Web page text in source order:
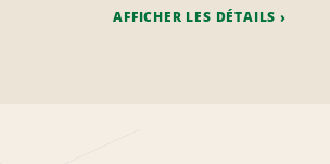
AFFICHER LES DÉTAILS